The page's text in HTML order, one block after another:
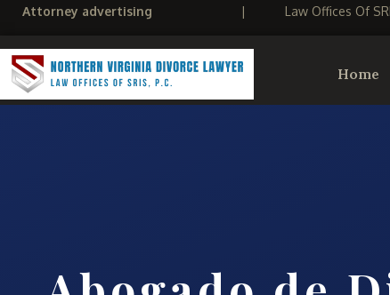
Attorney advertising | Law Offices Of
Home